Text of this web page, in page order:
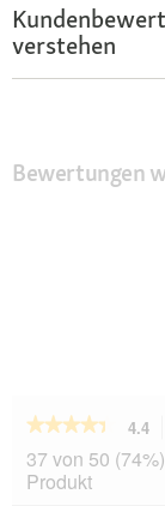
verstehen
Bewertungen
★★★★★
★★★★★
von
5
4.4
37 von 50
Produkt